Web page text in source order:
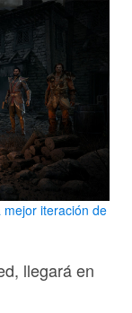
iteración de
llegará en